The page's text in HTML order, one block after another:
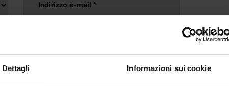
Dettagli Informazioni sui cookie